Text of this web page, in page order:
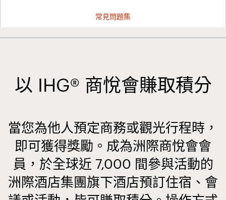
常見問題集
以 IHG® 商悅會賺取積分
當您為他人預定商務或觀光行程時，
即可獲得獎勵。成為洲際商悅會會
員，於全球近 7,000 間參與活動的
洲際酒店集團旗下酒店預訂住宿、會